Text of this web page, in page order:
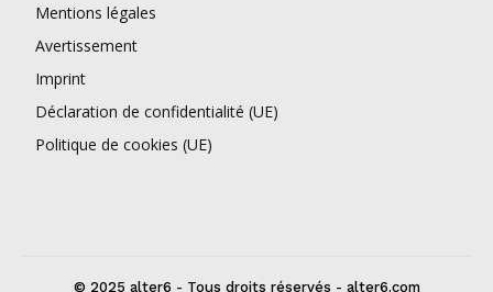
Mentions légales
Avertissement
Imprint
Déclaration de confidentialité (UE)
Politique de cookies (UE)
© 2025 alter6 - Tous droits réservés - alter6.com